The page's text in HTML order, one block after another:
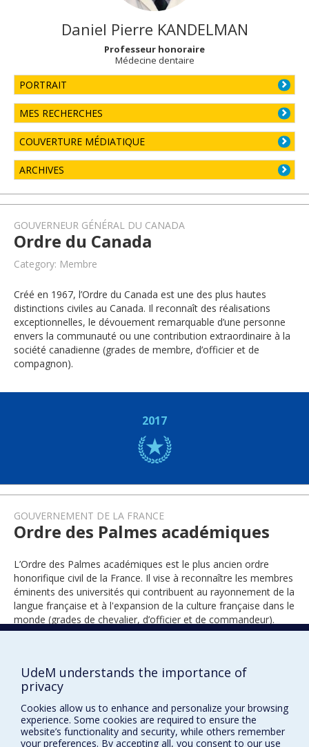
Daniel Pierre KANDELMAN
Professeur honoraire
Médecine dentaire
PORTRAIT
MES RECHERCHES
COUVERTURE MÉDIATIQUE
ARCHIVES
GOUVERNEUR GÉNÉRAL DU CANADA
Ordre du Canada
Category: Membre
Créé en 1967, l’Ordre du Canada est une des plus hautes
distinctions civiles au Canada. Il reconnaît des réalisations
exceptionnelles, le dévouement remarquable d’une personne
envers la communauté ou une contribution extraordinaire à la
société canadienne (grades de membre, d’officier et de
compagnon).
2017
GOUVERNEMENT DE LA FRANCE
Ordre des Palmes académiques
L’Ordre des Palmes académiques est le plus ancien ordre
honorifique civil de la France. Il vise à reconnaître les membres
éminents des universités qui contribuent au rayonnement de la
langue française et à l'expansion de la culture française dans le
monde (grades de chevalier, d’officier et de commandeur).
2007
UdeM understands the importance of
privacy
Cookies allow us to enhance and personalize your browsing
experience. Some cookies are required to ensure the
website’s functionality and security, while others remember
your preferences. By accepting all, you consent to our use